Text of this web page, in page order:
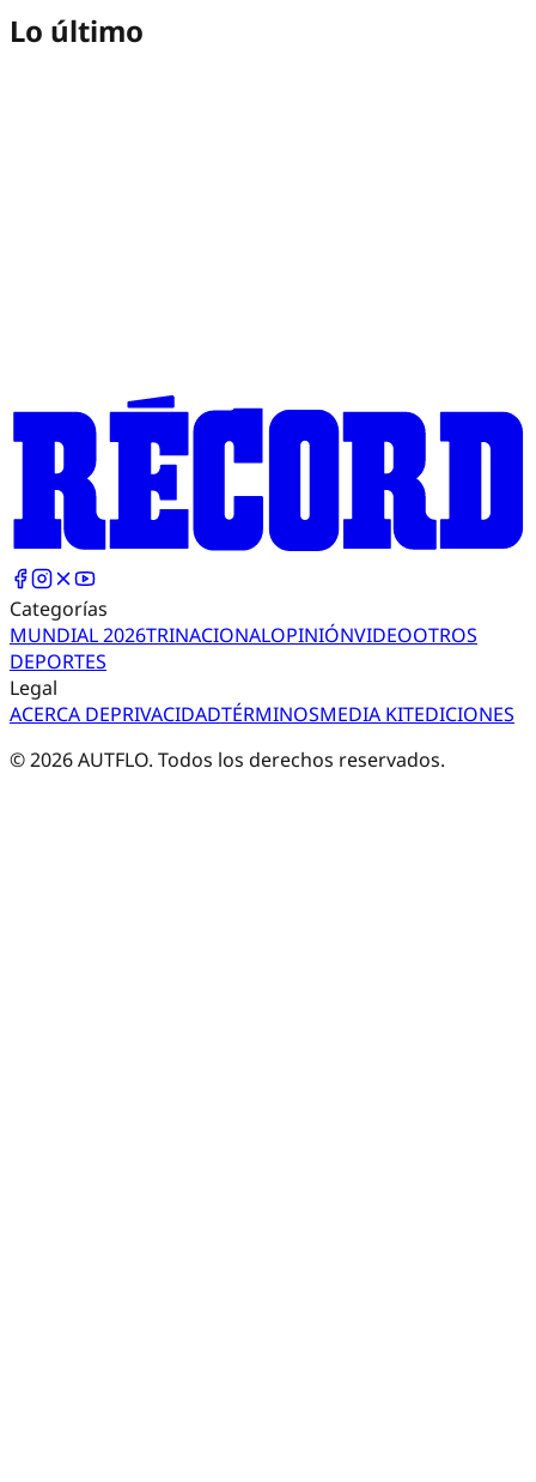
Lo último
Categorías
MUNDIAL 2026TRINACIONALOPINIÓNVIDEOOTROS
DEPORTES
Legal
ACERCA DEPRIVACIDADTÉRMINOSMEDIA KITEDICIONES
©2026AUTFLO. Todos los derechos reservados.